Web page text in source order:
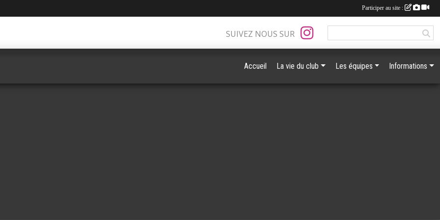
SUIVEZ NOUS SUR
Accueil La vie du club Les équipes Informations
Participer au site :